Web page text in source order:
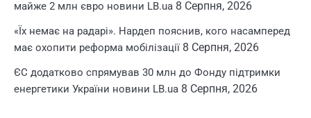
майже 2 млн євро новини LB.ua 8 Серпня, 2026
«Їх немає на радарі». Нардеп пояснив, кого насамперед
має охопити реформа мобілізації 8 Серпня, 2026
ЄС додатково спрямував 30 млн до Фонду підтримки
енергетики України новини LB.ua 8 Серпня, 2026